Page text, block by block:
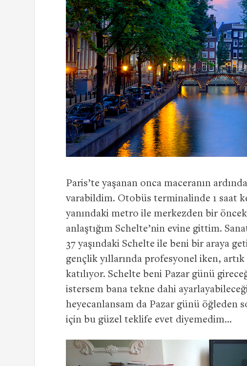
Paris’te yaşanan onca maceranın
varabildim. Otobüs terminalinde 1 saat
yanındaki metro ile merkezden bir
anlaştığım Schelte’nin evine gittim.
37 yaşındaki Schelte ile beni bir araya
gençlik yıllarında profesyonel iken, artık
katılıyor. Schelte beni Pazar günü
istersem bana tekne dahi
heyecanlansam da Pazar günü öğleden
için bu güzel teklife evet diyemedim…